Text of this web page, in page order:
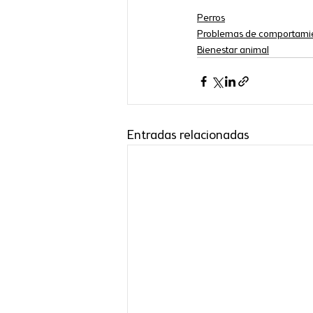
Perros
Problemas de
Bienestar animal
Entradas relacionadas